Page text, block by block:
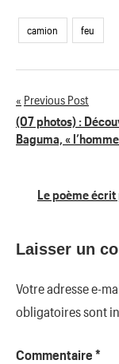
camion feu
Navigation
de
Previous Post
(07 photos) :
Baguma, «
Le poème écrit
Laisser un
Votre adresse e-
obligatoires sont
Commentaire *